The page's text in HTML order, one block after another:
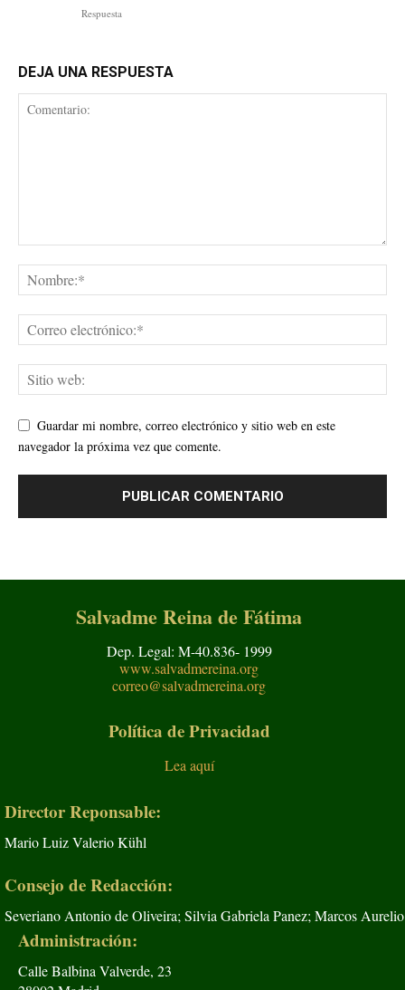
Respuesta
DEJA UNA RESPUESTA
Guardar mi nombre, correo electrónico y sitio web en este
navegador la próxima vez que comente.
Salvadme Reina de Fátima
Dep. Legal: M-40.836- 1999
www.salvadmereina.org
correo@salvadmereina.org
Política de Privacidad
Lea aquí
Director Reponsable:
Mario Luiz Valerio Kühl
Consejo de Redacción:
Severiano Antonio de Oliveira; Silvia Gabriela Panez; Marcos
Administración:
Calle Balbina Valverde, 23